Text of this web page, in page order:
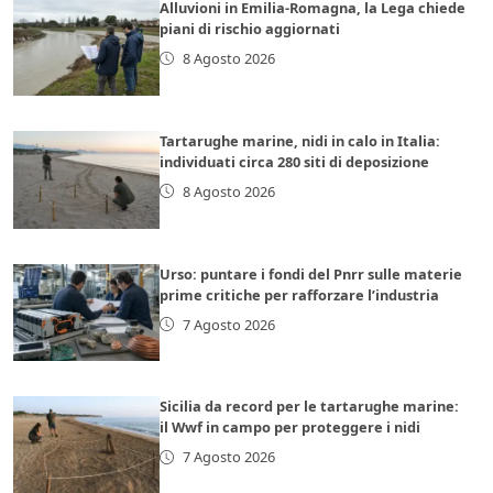
Alluvioni in Emilia-Romagna, la Lega chiede
piani di rischio aggiornati
8 Agosto 2026
Tartarughe marine, nidi in calo in Italia:
individuati circa 280 siti di deposizione
8 Agosto 2026
Urso: puntare i fondi del Pnrr sulle materie
prime critiche per rafforzare l’industria
7 Agosto 2026
Sicilia da record per le tartarughe marine:
il Wwf in campo per proteggere i nidi
7 Agosto 2026